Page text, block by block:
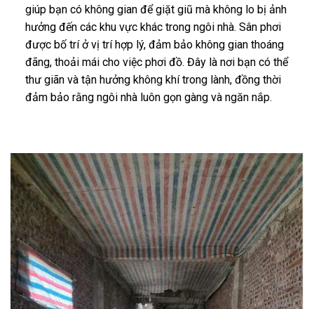
giúp bạn có không gian để giặt giũ mà không lo bị ảnh
hưởng đến các khu vực khác trong ngôi nhà. Sân phơi
được bố trí ở vị trí hợp lý, đảm bảo không gian thoáng
đãng, thoải mái cho việc phơi đồ. Đây là nơi bạn có thể
thư giãn và tận hưởng không khí trong lành, đồng thời
đảm bảo rằng ngôi nhà luôn gọn gàng và ngăn nắp.